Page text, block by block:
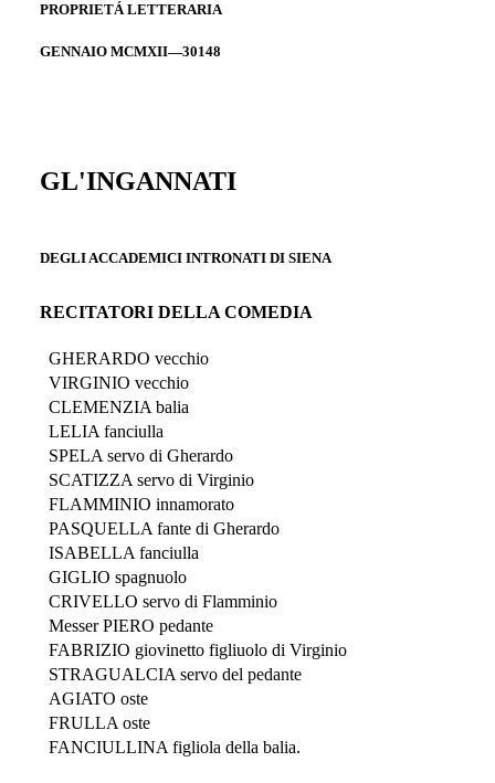
PROPRIETÁ LETTERARIA
GENNAIO MCMXII—30148
GL'INGANNATI
DEGLI ACCADEMICI INTRONATI DI SIENA
RECITATORI DELLA COMEDIA
GHERARDO vecchio
VIRGINIO vecchio
CLEMENZIA balia
LELIA fanciulla
SPELA servo di Gherardo
SCATIZZA servo di Virginio
FLAMMINIO innamorato
PASQUELLA fante di Gherardo
ISABELLA fanciulla
GIGLIO spagnuolo
CRIVELLO servo di Flamminio
Messer PIERO pedante
FABRIZIO giovinetto figliuolo di Virginio
STRAGUALCIA servo del pedante
AGIATO oste
FRULLA oste
FANCIULLINA figliola della balia.